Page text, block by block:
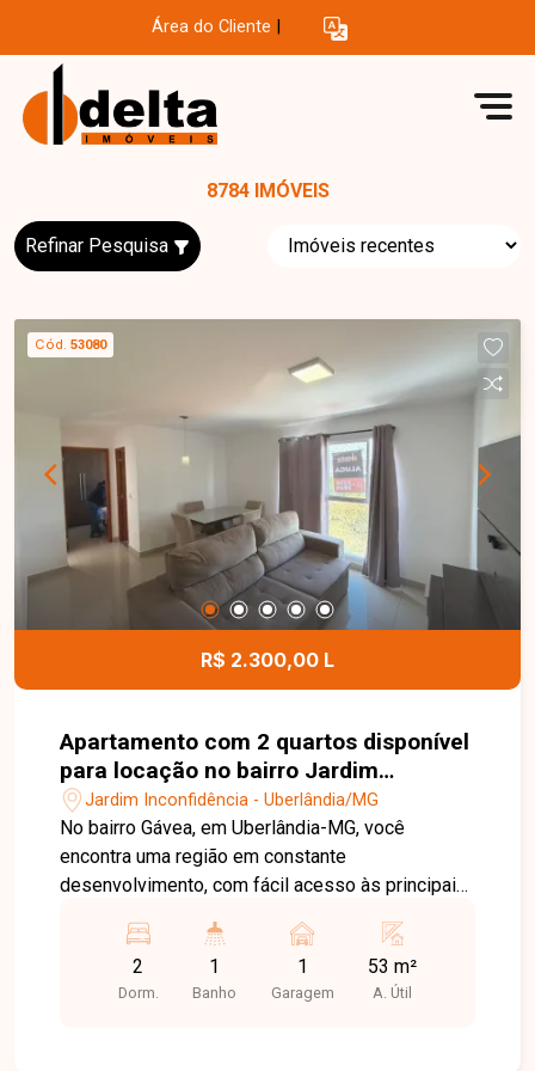
Área do Cliente
8784 IMÓVEIS
Refinar Pesquisa
Cód. 53080
R$ 2.300,00 L
Apartamento com 2 quartos disponível
para locação no bairro Jardim
Inconfidência em Uberlândia-MG
Jardim Inconfidência - Uberlândia/MG
No bairro Gávea, em Uberlândia-MG, você
encontra uma região em constante
desenvolvimento, com fácil acesso às principais
supermercados, escolas, farmácias e diversos
comércios, proporcionando praticidade e
qualidade de vida. Apartamento disponível para
2
Dorm.
1
Banho
1
Garagem
53 m²
A. Útil